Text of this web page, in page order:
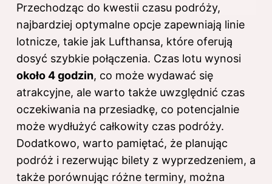
Przechodząc do kwestii czasu podróży,
najbardziej optymalne opcje zapewniają linie
lotnicze, takie jak Lufthansa, które oferują
dosyć szybkie połączenia. Czas lotu wynosi
około 4 godzin, co może wydawać się
atrakcyjne, ale warto także uwzględnić czas
oczekiwania na przesiadkę, co potencjalnie
może wydłużyć całkowity czas podróży.
Dodatkowo, warto pamiętać, że planując
podróż i rezerwując bilety z wyprzedzeniem, a
także porównując różne terminy, można